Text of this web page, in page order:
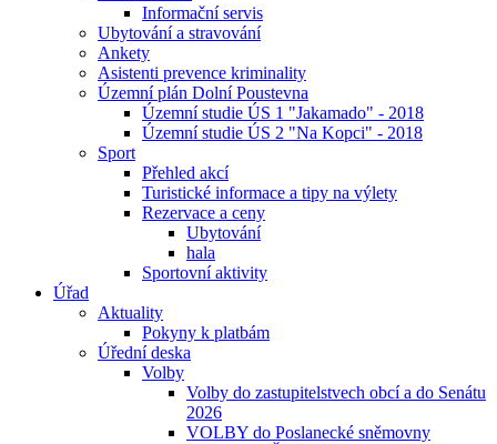
Informační servis
Ubytování a stravování
Ankety
Asistenti prevence kriminality
Územní plán Dolní Poustevna
Územní studie ÚS 1 "Jakamado" - 2018
Územní studie ÚS 2 "Na Kopci" - 2018
Sport
Přehled akcí
Turistické informace a tipy na výlety
Rezervace a ceny
Ubytování
hala
Sportovní aktivity
Úřad
Aktuality
Pokyny k platbám
Úřední deska
Volby
Volby do zastupitelstvech obcí a do Senátu
2026
VOLBY do Poslanecké sněmovny